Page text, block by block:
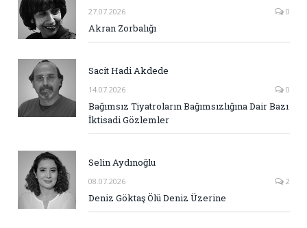
27.07.2026 0
Akran Zorbalığı
Sacit Hadi Akdede
14.07.2026 0
Bağımsız Tiyatroların Bağımsızlığına Dair Bazı
İktisadi Gözlemler
Selin Aydınoğlu
08.07.2026 2
Deniz Göktaş Ölü Deniz Üzerine